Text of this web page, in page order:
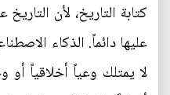
كتابة التاريخ، لأن
عليها دائماً. الذكاء
لا يمتلك وعياً أخلاقياً